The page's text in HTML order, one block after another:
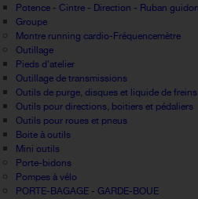
Potence - Cintre - Direction - Ruban
Groupe
Montre running cardio-Fréquencemètre
Outillage
Pieds d'atelier
Outillage de transmissions
Outils de purge, disques et liquide de freins
Outils pour directions, boitiers et pédaliers
Outils pour roues et pneus
Boite à outils
Mini outils
Porte-bidons
Pompes à vélo
PORTE-BAGAGE - GARDE-BOUE